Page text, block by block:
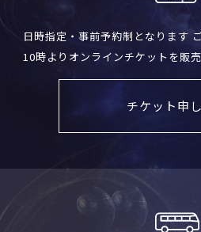
日時指定・事前予約制となります
10時よりオンラインチケットを販
チケット申